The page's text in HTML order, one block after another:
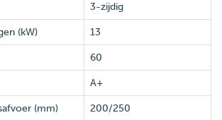
3-zijdig
(kW) 13
60
A+
(mm) 200/250